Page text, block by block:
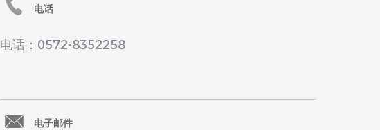
电话
电话：0572-8352258
电子邮件